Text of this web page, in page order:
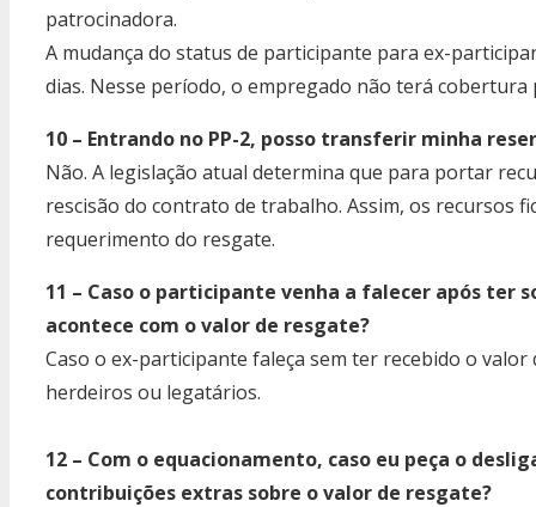
patrocinadora.
A mudança do status de participante para ex-
dias. Nesse período, o empregado não terá cobertura
10 – Entrando no PP-2, posso transferir minha
Não. A legislação atual determina que para portar
rescisão do contrato de trabalho. Assim, os recursos
requerimento do resgate.
11 – Caso o participante venha a falecer após ter
acontece com o valor de resgate?
Caso o ex-participante faleça sem ter recebido o
herdeiros ou legatários.
12 – Com o equacionamento, caso eu peça o
contribuições extras sobre o valor de resgate?